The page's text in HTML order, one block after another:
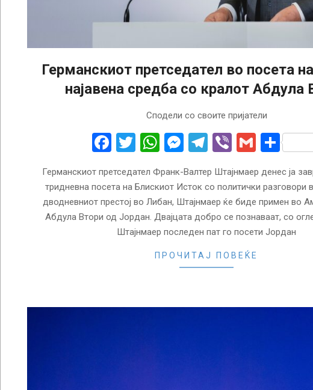
Германскиот претседател во посета
најавена средба со кралот Абдула
Сподели со своите пријатели
Facebook
Twitter
WhatsApp
Messenger
Telegram
ViberGmail
Германскиот претседател Франк-Валтер Штајнмаер денес ја
тридневна посета на Блискиот Исток со политички разговори
дводневниот престој во Либан, Штајнмаер ќе биде примен во
Абдула Втори од Јордан. Двајцата добро се познаваат, со
Штајнмаер последен пат го посети Јордан
ПРОЧИТАЈ ПОВЕЌЕ